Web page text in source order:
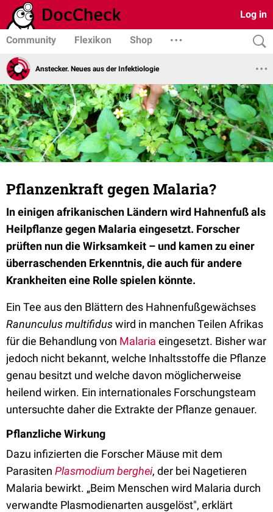
Log in
Community Flexikon Shop
Anstecker. Neues aus der Infektiologie
Pflanzenkraft gegen Malaria?
In einigen afrikanischen Ländern wird Hahnenfuß als
Heilpflanze gegen Malaria eingesetzt. Forscher
prüften nun die Wirksamkeit – und kamen zu einer
überraschenden Erkenntnis, die auch für andere
Krankheiten eine Rolle spielen könnte.
Ein Tee aus den Blättern des Hahnenfußgewächses
Ranunculus multifiduswird in manchen Teilen Afrikas
für die Behandlung von Malaria eingesetzt. Bisher war
jedoch nicht bekannt, welche Inhaltsstoffe die Pflanze
genau besitzt und welche davon möglicherweise
heilend wirken. Ein internationales Forschungsteam
untersuchte daher die Extrakte der Pflanze genauer.
Pflanzliche Wirkung
Dazu infizierten die Forscher Mäuse mit dem
Parasiten Plasmodium berghei, der bei Nagetieren
Malaria bewirkt. „Beim Menschen wird Malaria durch
verwandte Plasmodienarten ausgelöst", erklärt